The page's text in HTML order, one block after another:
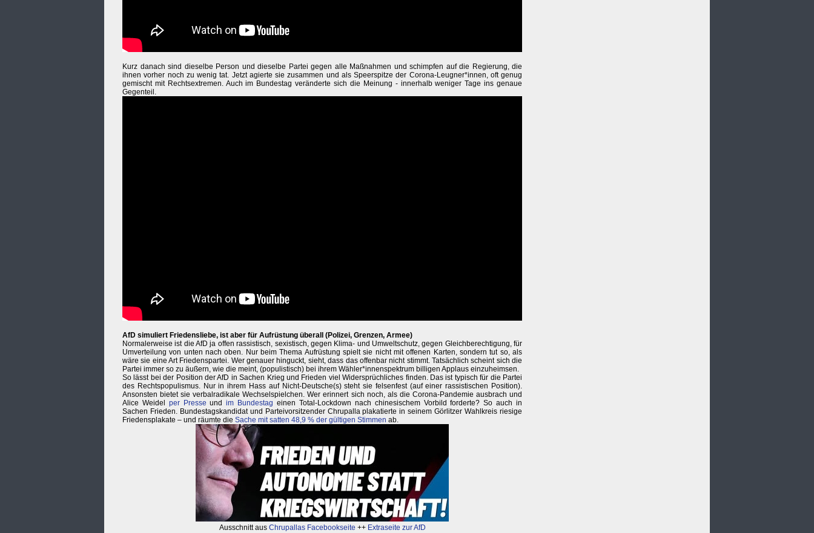
Kurz danach sind dieselbe Person und dieselbe Partei gegen alle Maßnahmen und schimpfen auf die Regierung, die
ihnen vorher noch zu wenig tat. Jetzt agierte sie zusammen und als Speerspitze der Corona-Leugner*innen, oft genug
gemischt mit Rechtsextremen. Auch im Bundestag veränderte sich die Meinung - innerhalb weniger Tage ins genaue
Gegenteil.
AfD simuliert Friedensliebe, ist aber für Aufrüstung überall (Polizei, Grenzen, Armee)
Normalerweise ist die AfD ja offen rassistisch, sexistisch, gegen Klima- und Umweltschutz, gegen Gleichberechtigung, für
Umverteilung von unten nach oben. Nur beim Thema Aufrüstung spielt sie nicht mit offenen Karten, sondern tut so, als
wäre sie eine Art Friedenspartei. Wer genauer hinguckt, sieht, dass das offenbar nicht stimmt. Tatsächlich scheint sich die
Partei immer so zu äußern, wie die meint, (populistisch) bei ihrem Wähler*innenspektrum billigen Applaus einzuheimsen.
So lässt bei der Position der AfD in Sachen Krieg und Frieden viel Widersprüchliches finden. Das ist typisch für die Partei
des Rechtspopulismus. Nur in ihrem Hass auf Nicht-Deutsche(s) steht sie felsenfest (auf einer rassistischen Position).
Ansonsten bietet sie verbalradikale Wechselspielchen. Wer erinnert sich noch, als die Corona-Pandemie ausbrach und
Alice Weidel per Presse undim Bundestag einen Total-Lockdown nach chinesischem Vorbild forderte? So auch in
Sachen Frieden. Bundestagskandidat und Parteivorsitzender Chrupalla plakatierte in seinem Görlitzer Wahlkreis riesige
Friedensplakate – und räumte die Sache mit satten 48,9 % der gültigen Stimmen ab.
Ausschnitt aus Chrupallas Facebookseite ++ Extraseite zur AfD